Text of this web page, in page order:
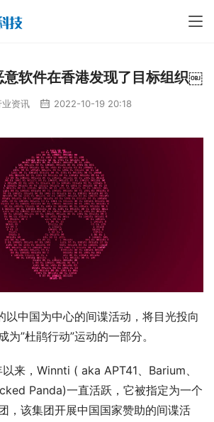
意软件在香港发现了目标组织￼
业资讯 2022-10-19 20:18
以中国为中心的间谍活动，将目光投向
为”杜鹃行动”运动的一部分。
来，Winnti ( aka APT41、Barium、
Panda)一直活跃，它被指定为一个
，该集团开展中国国家赞助的间谍活